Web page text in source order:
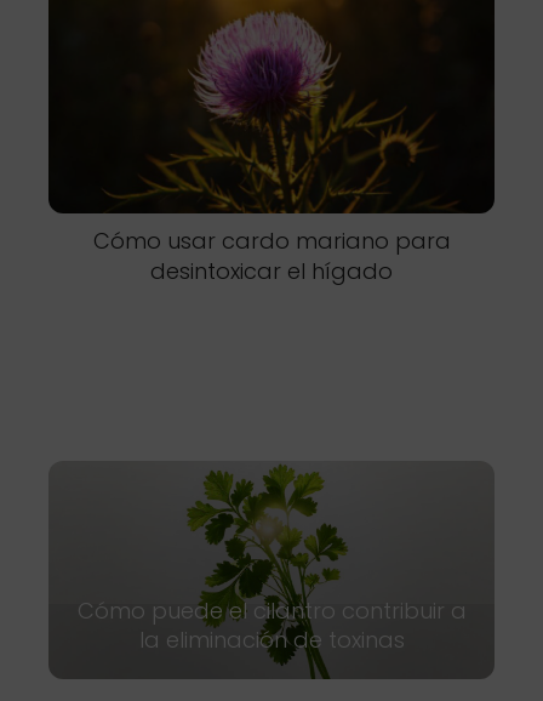
Cómo usar cardo mariano para
desintoxicar el hígado
Cómo puede el cilantro contribuir a
la eliminación de toxinas